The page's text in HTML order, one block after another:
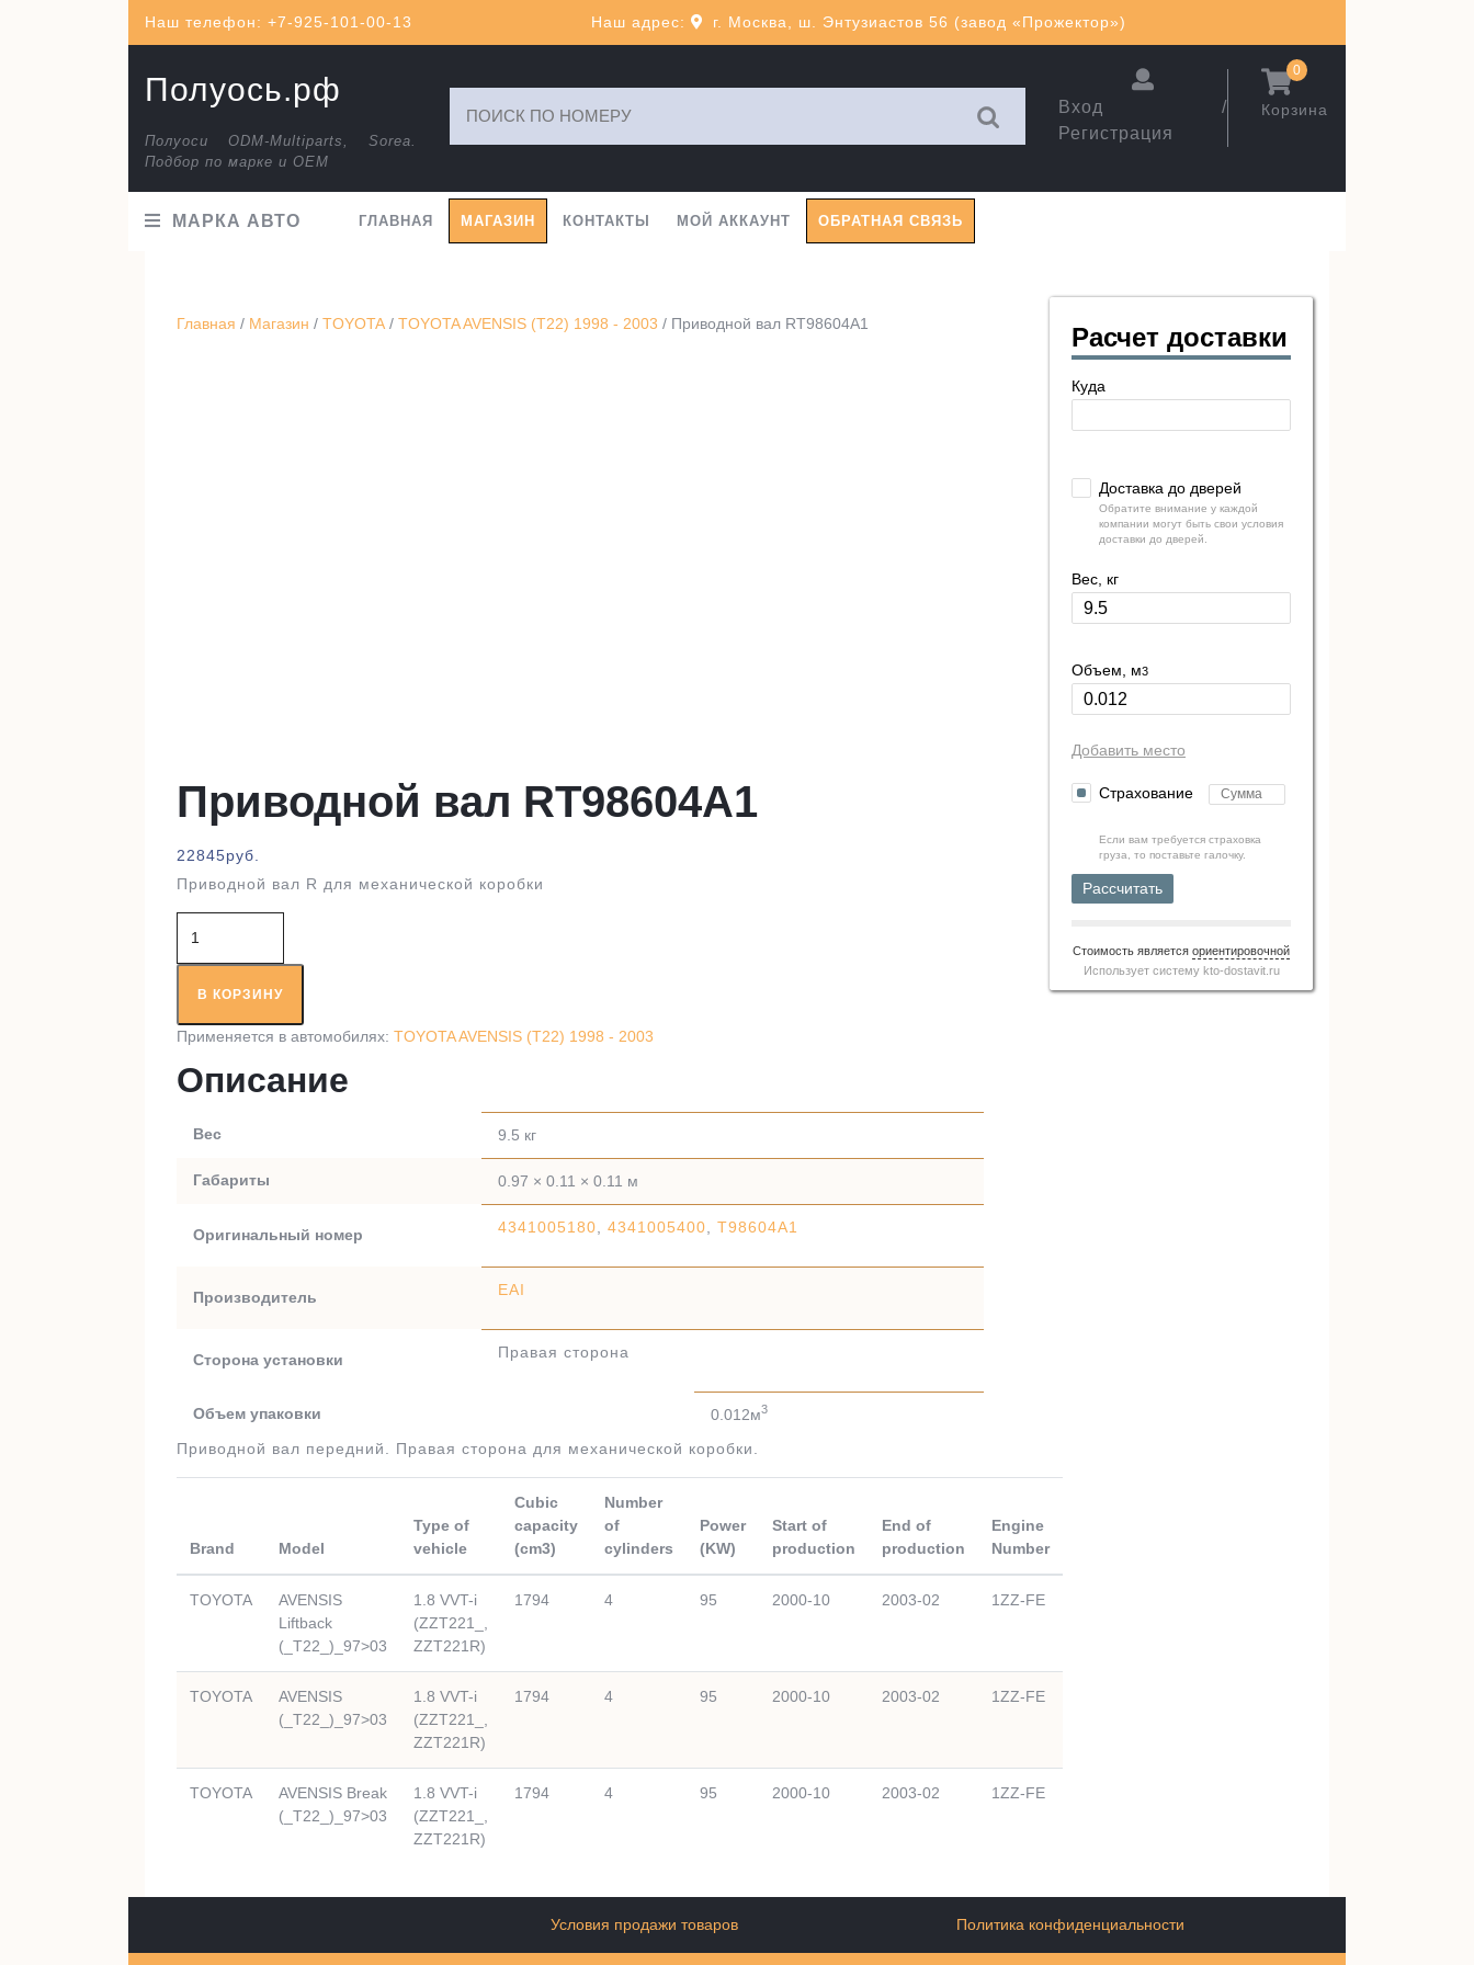
Наш телефон: +7-925-101-00-13 Наш адрес: г. Москва, ш. Энтузиастов 56 (завод «Прожектор»)
Полуось.рф
Полуоси ODM-Multiparts, Sorea.
Подбор по марке и ОЕМ
Вход /
Регистрация
Корзина
0
МАРКА АВТО ГЛАВНАЯ МАГАЗИН КОНТАКТЫ МОЙ АККАУНТ ОБРАТНАЯ СВЯЗЬ
Главная / Магазин / TOYOTA / TOYOTA AVENSIS (T22) 1998 - 2003 / Приводной вал RT98604A1
Приводной вал RT98604A1
22845руб.
Приводной вал R для механической коробки
товара
Приводной
валВ КОРЗИНУ
Применяется в автомобилях: TOYOTA AVENSIS (T22) 1998 - 2003
Описание
Вес 9.5 кг
Габариты 0.97 × 0.11 × 0.11 м
Оригинальный номер 4341005180 4341005400 T98604A1
Производитель EAI
Сторона установки Правая сторона
Объем упаковки 0.012м3
Приводной вал передний. Правая сторона для механической коробки.
Brand Model
Type of
vehicle
Cubic
capacity
(cm3)
Number
of
cylinders
Power
(KW)
Start of
production
End of
production
Engine
Number
TOYOTA
AVENSIS
Liftback
(_T22_)_97>03
1.8 VVT-i
(ZZT221_,
ZZT221R)
1794 4 95 2000-10 2003-02 1ZZ-FE
TOYOTA
AVENSIS
(_T22_)_97>03
1.8 VVT-i
(ZZT221_,
ZZT221R)
1794 4 95 2000-10 2003-02 1ZZ-FE
TOYOTA
AVENSIS Break
(_T22_)_97>03
1.8 VVT-i
(ZZT221_,
ZZT221R)
1794 4 95 2000-10 2003-02 1ZZ-FE
Расчет доставки
Куда
Доставка до дверей
Обратите внимание у каждой
компании могут быть свои условия
доставки до дверей.
Вес, кг
Объем, м3
Добавить место
Страхование
Если вам требуется страховка
груза, то поставьте галочку.
Рассчитать
Стоимость является ориентировочной
Использует систему kto-dostavit.ru
Условия продажи товаров Политика конфиденциальности